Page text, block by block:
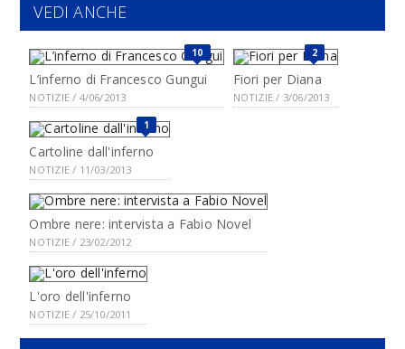
VEDI ANCHE
10
L’inferno di Francesco Gungui
NOTIZIE / 4/06/2013
2
Fiori per Diana
NOTIZIE / 3/06/2013
1
Cartoline dall'inferno
NOTIZIE / 11/03/2013
Ombre nere: intervista a Fabio Novel
NOTIZIE / 23/02/2012
L'oro dell'inferno
NOTIZIE / 25/10/2011